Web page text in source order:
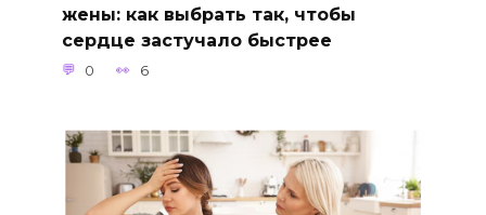
жены: как выбрать так, чтобы
сердце застучало быстрее
0 6